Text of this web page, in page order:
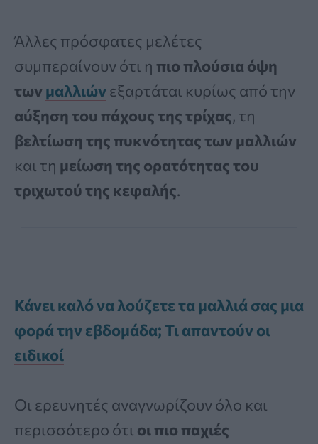
Άλλες πρόσφατες μελέτες
συμπεραίνουν ότι η πιο πλούσια όψη
των μαλλιώνεξαρτάται κυρίως από την
αύξηση του πάχους της τρίχας, τη
βελτίωση της πυκνότητας των μαλλιών
και τη μείωση της ορατότητας του
τριχωτού της κεφαλής.
Κάνει καλό να λούζετε τα μαλλιά σας μια
φορά την εβδομάδα; Τι απαντούν οι
ειδικοί
Οι ερευνητές αναγνωρίζουν όλο και
περισσότερο ότι οι πιο παχιές